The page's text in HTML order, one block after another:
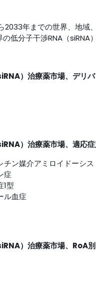
2033年までの世界、地
低分子干渉RNA（siRNA
）治療薬市場、デリ
）治療薬市場、適応
チン媒介アミロイドーシス
症
1型
ル血症
）治療薬市場、RoA別